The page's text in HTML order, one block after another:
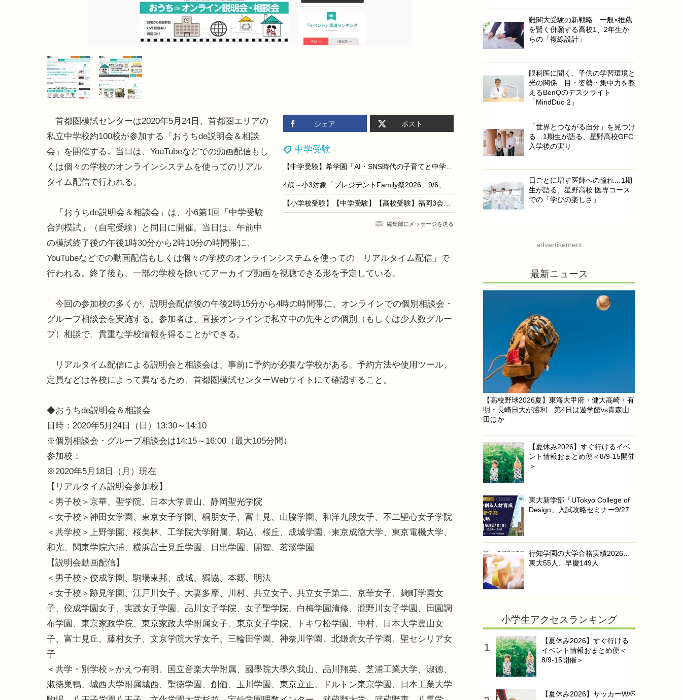
シェア ポスト
中学受験
【中学受験】希学園「AI・SNS時代の子育てと中学受験の意義」9/18
4歳～小3対象「プレジデントFamily祭2026」9/6、東大医療体験も
【小学校受験】【中学受験】【高校受験】福岡3会場「私立小中高校展」8/22-23
編集部にメッセージを送る
首都圏模試センターは2020年5月24日、首都圏エリアの
私立中学校約100校が参加する「おうちde説明会＆相談
会」を開催する。当日は、YouTubeなどでの動画配信もし
くは個々の学校のオンラインシステムを使ってのリアル
タイム配信で行われる。
「おうちde説明会＆相談会」は、小6第1回「中学受験
合判模試」（自宅受験）と同日に開催。当日は、午前中
の模試終了後の午後1時30分から2時10分の時間帯に、
YouTubeなどでの動画配信もしくは個々の学校のオンラインシステムを使っての「リアルタイム配信」で
行われる。終了後も、一部の学校を除いてアーカイブ動画を視聴できる形を予定している。
今回の参加校の多くが、説明会配信後の午後2時15分から4時の時間帯に、オンラインでの個別相談会・
グループ相談会を実施する。参加者は、直接オンラインで私立中の先生との個別（もしくは少人数グルー
プ）相談で、貴重な学校情報を得ることができる。
リアルタイム配信による説明会と相談会は、事前に予約が必要な学校がある。予約方法や使用ツール、
定員などは各校によって異なるため、首都圏模試センターWebサイトにて確認すること。
◆おうちde説明会＆相談会
日時：2020年5月24日（日）13:30～14:10
※個別相談会・グループ相談会は14:15～16:00（最大105分間）
参加校：
※2020年5月18日（月）現在
【リアルタイム説明会参加校】
＜男子校＞京華、聖学院、日本大学豊山、静岡聖光学院
＜女子校＞神田女学園、東京女子学園、桐朋女子、富士見、山脇学園、和洋九段女子、不二聖心女子学院
＜共学校＞上野学園、桜美林、工学院大学附属、駒込、桜丘、成城学園、東京成徳大学、東京電機大学、
和光、関東学院六浦、横浜富士見丘学園、日出学園、開智、茗溪学園
【説明会動画配信】
＜男子校＞佼成学園、駒場東邦、成城、獨協、本郷、明法
＜女子校＞跡見学園、江戸川女子、大妻多摩、川村、共立女子、共立女子第二、京華女子、麹町学園女
子、佼成学園女子、実践女子学園、品川女子学院、女子聖学院、白梅学園清修、瀧野川女子学園、田園調
布学園、東京家政学院、東京家政大学附属女子、東京女子学院、トキワ松学園、中村、日本大学豊山女
子、富士見丘、藤村女子、文京学院大学女子、三輪田学園、神奈川学園、北鎌倉女子学園、聖セシリア女
子
＜共学・別学校＞かえつ有明、国立音楽大学附属、國學院大學久我山、品川翔英、芝浦工業大学、淑徳、
淑徳巣鴨、城西大学附属城西、聖徳学園、創価、玉川学園、東京立正、ドルトン東京学園、日本工業大学
難関大受験の新戦略…一般×推薦
を賢く併願する高校1、2年生か
らの「複線設計」
眼科医に聞く、子供の学習環境と
光の関係…目・姿勢・集中力を整
えるBenQのデスクライト
「MindDuo 2」
「世界とつながる自分」を見つけ
る…1期生が語る、星野高校GFC
入学後の実り
日ごとに増す医師への憧れ…1期
生が語る、星野高校 医専コース
での「学びの楽しさ」
advertisement
最新ニュース
【高校野球2026夏】東海大甲府・健大高崎・有
明・長崎日大が勝利…第4日は遊学館vs青森山
田ほか
【夏休み2026】すぐ行けるイベ
ント情報おまとめ便＜8/9-15開催
＞
東大新学部「UTokyo College of
Design」入試攻略セミナー9/27
行知学園の大学合格実績2026…
東大55人、早慶149人
小学生アクセスランキング
【夏休み2026】すぐ行ける
イベント情報おまとめ便＜
8/9-15開催＞
【夏休み2026】サッカーW杯